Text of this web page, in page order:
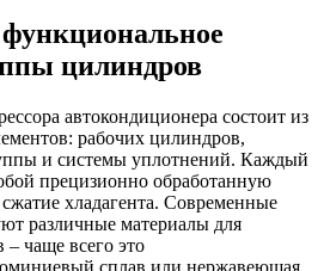
цилиндров
автокондиционера состоит из
рабочих цилиндров,
и системы уплотнений. Каждый
прецизионно обработанную
хладагента. Современные
различные материалы для
– чаще всего это
сплав или нержавеющая